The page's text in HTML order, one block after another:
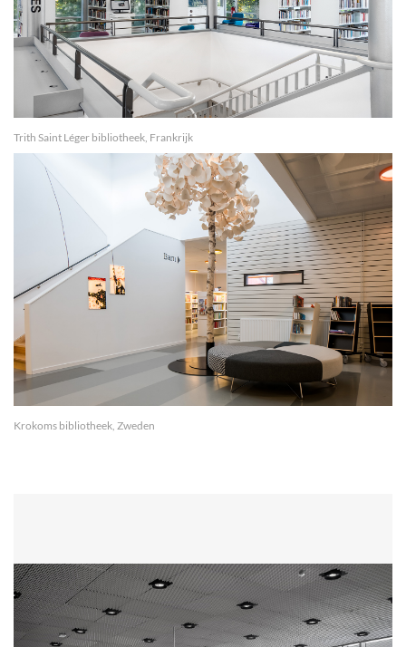
Trith Saint Léger bibliotheek, Frankrijk
Krokoms bibliotheek, Zweden